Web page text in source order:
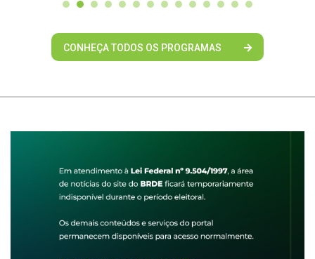
CONHEÇA TODOS OS PROGRAMAS